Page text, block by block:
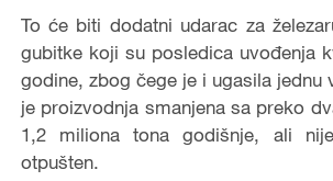
To će biti dodatni udarac za
gubitke koji su posledica uvođenja
godine, zbog čege je i ugasila jednu
je proizvodnja smanjena sa preko
1,2 miliona tona godišnje, ali
otpušten.